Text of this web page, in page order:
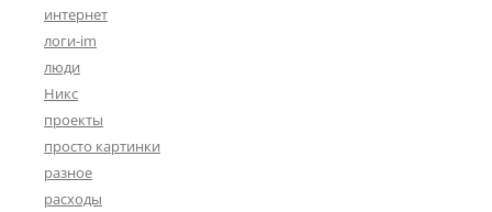
интернет
логи-im
люди
Никс
проекты
просто картинки
разное
расходы